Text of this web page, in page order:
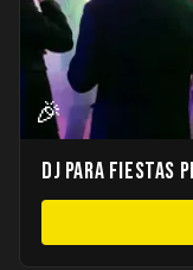
🎉
DJ para Fiestas